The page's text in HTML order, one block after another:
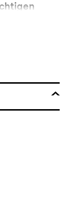
Beispiel
David